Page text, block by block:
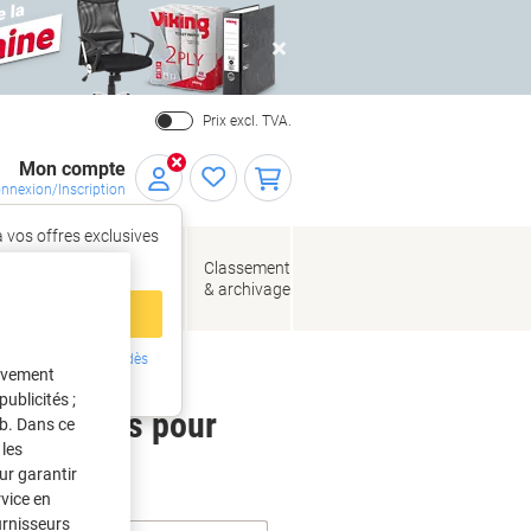
Close
Prix excl. TVA.
Mon compte
Inscription
vos offres exclusives
Inscrivez-vous dès
de bureau
Classement
& archivage
pour
;
Dans ce
garantir
en